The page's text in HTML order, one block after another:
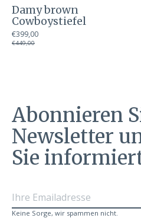
Damy brown
Cowboystiefel
€399,00
€449,00
Abonnieren
Newsletter
Sie
Keine Sorge, wir spammen nicht.